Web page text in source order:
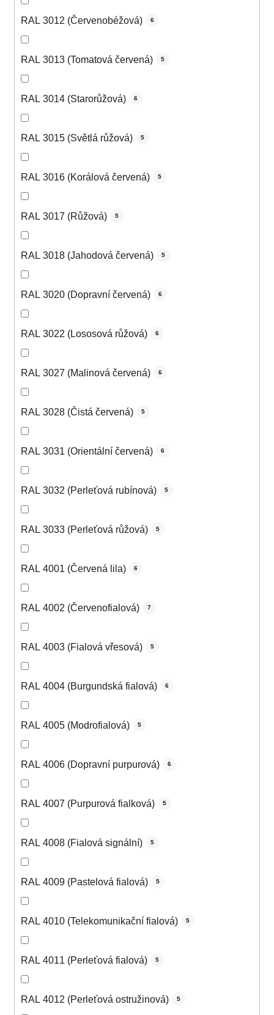
RAL 3012 (Červenobéžová) 6
RAL 3013 (Tomatová červená) 5
RAL 3014 (Starorůžová) 6
RAL 3015 (Světlá růžová) 5
RAL 3016 (Korálová červená) 5
RAL 3017 (Růžová) 5
RAL 3018 (Jahodová červená) 5
RAL 3020 (Dopravní červená) 6
RAL 3022 (Lososová růžová) 6
RAL 3027 (Malinová červená) 6
RAL 3028 (Čistá červená) 5
RAL 3031 (Orientální červená) 6
RAL 3032 (Perleťová rubínová) 5
RAL 3033 (Perleťová růžová) 5
RAL 4001 (Červená lila) 6
RAL 4002 (Červenofialová) 7
RAL 4003 (Fialová vřesová) 5
RAL 4004 (Burgundská fialová) 6
RAL 4005 (Modrofialová) 5
RAL 4006 (Dopravní purpurová) 6
RAL 4007 (Purpurová fialková) 5
RAL 4008 (Fialová signální) 5
RAL 4009 (Pastelová fialová) 5
RAL 4010 (Telekomunikační fialová) 5
RAL 4011 (Perleťová fialová) 5
RAL 4012 (Perleťová ostružinová) 5